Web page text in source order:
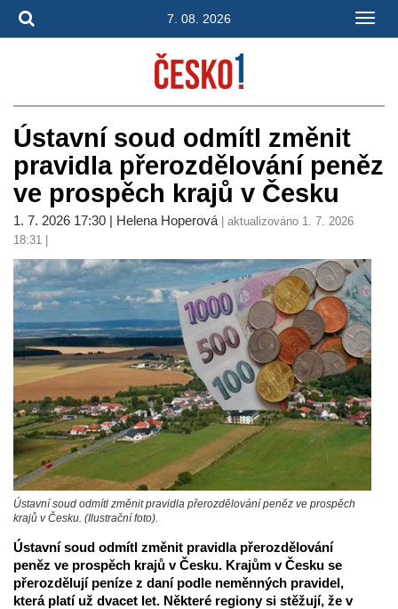
7. 08. 2026
Ústavní soud odmítl změnit
pravidla přerozdělování peněz
ve prospěch krajů v Česku
1. 7. 2026 17:30 | Helena Hoperová| aktualizováno 1. 7. 2026
18:31 |
Ústavní soud odmítl změnit pravidla přerozdělování peněz ve prospěch
krajů v Česku. (Ilustrační foto).
Ústavní soud odmítl změnit pravidla přerozdělování
peněz ve prospěch krajů v Česku. Krajům v Česku se
přerozdělují peníze z daní podle neměnných pravidel,
která platí už dvacet let. Některé regiony si stěžují, že v